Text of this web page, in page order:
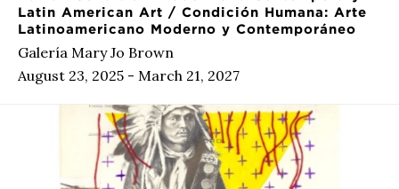
Latin American Art / Condición Humana: Arte
Latinoamericano Moderno y Contemporáneo
Galería Mary Jo Brown
August 23, 2025 - March 21, 2027